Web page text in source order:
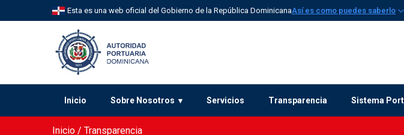
Esta es una web oficial del Gobierno de la República DominicanaAsí es como puedes saberlo
Inicio Sobre Nosotros Servicios Transparencia Sistema
Inicio / Transparencia